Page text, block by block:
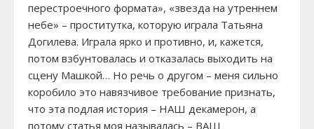
перестроечного формата», «звезда на утреннем
небе» – проститутка, которую играла Татьяна
Догилева. Играла ярко и противно, и, кажется,
потом взбунтовалась и отказалась выходить на
сцену Машкой… Но речь о другом – меня сильно
коробило это навязчивое требование признать,
что эта подлая история – НАШ декамерон, а
потому статья моя называлась – ВАШ